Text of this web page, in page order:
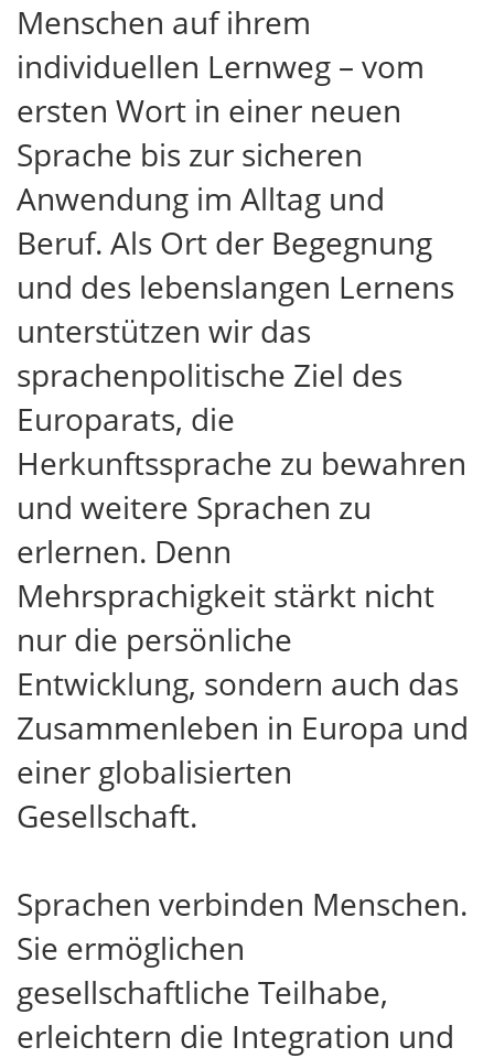
Menschen auf ihrem
individuellen Lernweg – vom
ersten Wort in einer neuen
Sprache bis zur sicheren
Anwendung im Alltag und
Beruf. Als Ort der Begegnung
und des lebenslangen Lernens
unterstützen wir das
sprachenpolitische Ziel des
Europarats, die
Herkunftssprache zu bewahren
und weitere Sprachen zu
erlernen. Denn
Mehrsprachigkeit stärkt nicht
nur die persönliche
Entwicklung, sondern auch das
Zusammenleben in Europa und
einer globalisierten
Gesellschaft.
Sprachen verbinden Menschen.
Sie ermöglichen
gesellschaftliche Teilhabe,
erleichtern die Integration und